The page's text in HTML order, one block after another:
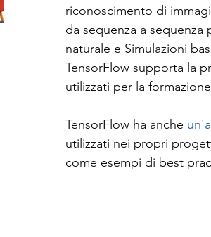
riconoscimento di
da sequenza a
naturale e Simulazioni
TensorFlow supporta la
utilizzati per la
TensorFlow ha anche
utilizzati nei propri
come esempi di best